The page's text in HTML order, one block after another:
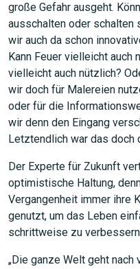
große Gefahr ausgeht.
ausschalten oder schalten
wir auch da schon
Kann Feuer vielleicht auch
vielleicht auch nützlich?
wir doch für Malereien
oder für die
wir denn den Eingang
Letztendlich war das doch
Der Experte für Zukunft
optimistische Haltung,
Vergangenheit immer ihre
genutzt, um das Leben
schrittweise zu
„Die ganze Welt geht nach